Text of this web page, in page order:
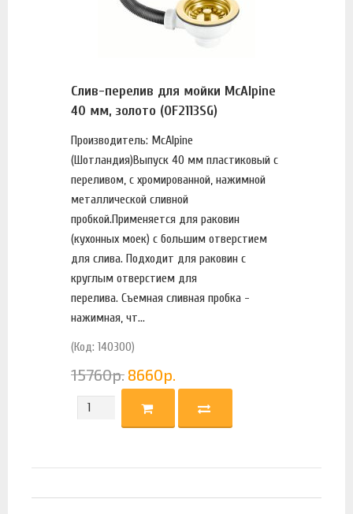
Слив-перелив для мойки McAlpine
40 мм, золото (OF2113SG)
Производитель: McAlpine
(Шотландия)Выпуск 40 мм пластиковый с
переливом, с хромированной, нажимной
металлической сливной
пробкой.Применяется для раковин
(кухонных моек) с большим отверстием
для слива. Подходит для раковин с
круглым отверстием для
перелива. Съемная сливная пробка -
нажимная, чт...
(Код: 140300)
15760р. 8660р.